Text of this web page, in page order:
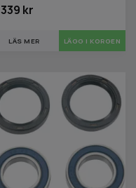
339 kr
LÄS MER